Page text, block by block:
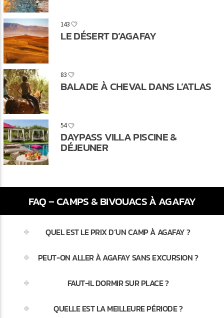
143
LE DÉSERT D’AGAFAY
83
BALADE À CHEVAL DANS L’ATLAS
54
DAYPASS VILLA PISCINE &
DÉJEUNER
FAQ – CAMPS & BIVOUACS À AGAFAY
QUEL EST LE PRIX D’UN CAMP À AGAFAY ?
PEUT-ON ALLER À AGAFAY SANS EXCURSION ?
FAUT-IL DORMIR SUR PLACE ?
QUELLE EST LA MEILLEURE PÉRIODE ?